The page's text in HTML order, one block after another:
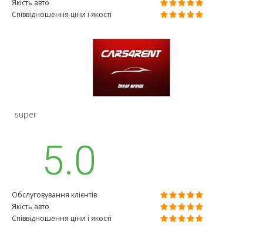
Якість авто
Співвідношення ціни і якості
super
5.0
Обслуговування клієнтів
Якість авто
Співвідношення ціни і якості